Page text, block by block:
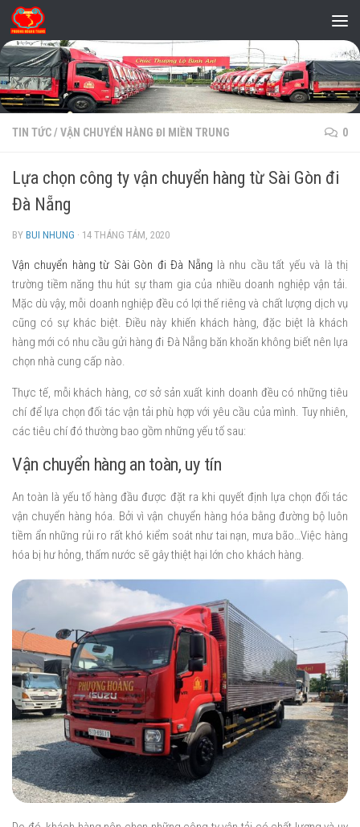
Skip to content
TIN TỨC/ VẬN CHUYỂN HÀNG ĐI MIỀN TRUNG 0
Lựa chọn công ty vận chuyển hàng từ Sài Gòn đi
Đà Nẵng
BY BUI NHUNG · 14 THÁNG TÁM, 2020
Vận chuyển hàng từ Sài Gòn đi Đà Nẵng là nhu cầu tất yếu và là thị
trường tiềm năng thu hút sự tham gia của nhiều doanh nghiệp vận tải.
Mặc dù vậy, mỗi doanh nghiệp đều có lợi thế riêng và chất lượng dịch vụ
cũng có sự khác biệt. Điều này khiến khách hàng, đặc biệt là khách
hàng mới có nhu cầu gửi hàng đi Đà Nẵng băn khoăn không biết nên lựa
chọn nhà cung cấp nào.
Thực tế, mỗi khách hàng, cơ sở sản xuất kinh doanh đều có những tiêu
chí để lựa chọn đối tác vận tải phù hợp với yêu cầu của mình. Tuy nhiên,
các tiêu chí đó thường bao gồm những yếu tố sau:
Vận chuyển hàng an toàn, uy tín
An toàn là yếu tố hàng đầu được đặt ra khi quyết định lựa chọn đối tác
vận chuyển hàng hóa. Bởi vì vận chuyển hàng hóa bằng đường bộ luôn
tiềm ẩn những rủi ro rất khó kiểm soát như tai nạn, mưa bão…Việc hàng
hóa bị hư hỏng, thấm nước sẽ gây thiệt hại lớn cho khách hàng.